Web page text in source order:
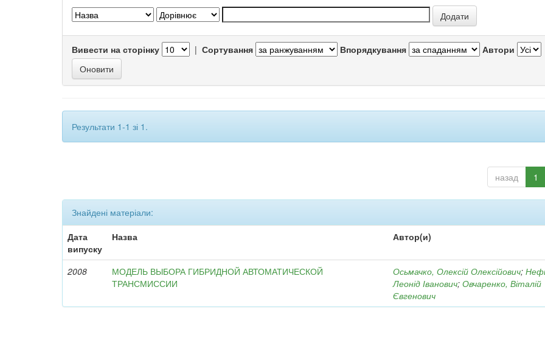
Вивести на сторінку | Сортування Впорядкування Автори
Результати 1-1 зі 1.
назад 1
Знайдені матеріали:
Дата
випуску
Назва Автор(и)
2008
МОДЕЛЬ ВЫБОРА ГИБРИДНОЙ АВТОМАТИЧЕСКОЙ
ТРАНСМИССИИ
Осьмачко, Олексій Олексійович;
Леонід Іванович;Овчаренко, Віталій
Євгенович